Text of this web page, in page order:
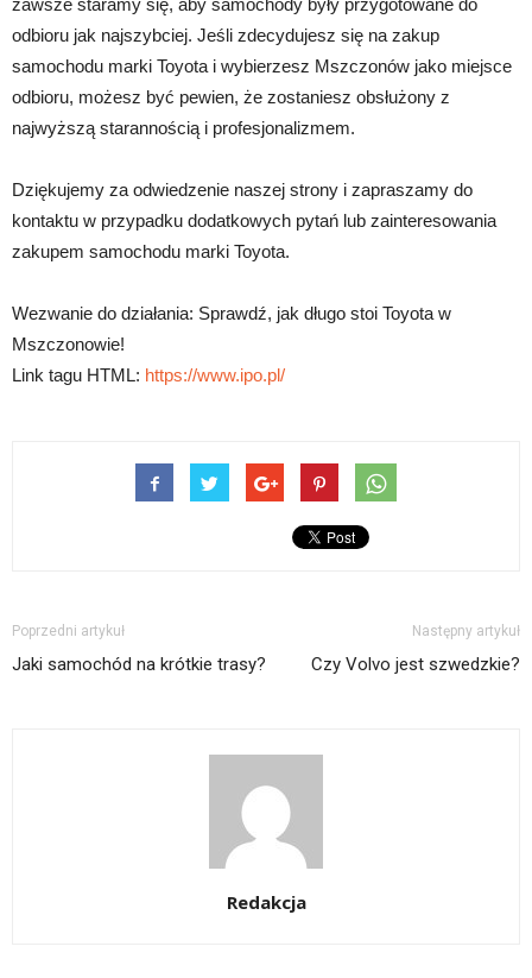
zawsze staramy się, aby samochody były przygotowane do
odbioru jak najszybciej. Jeśli zdecydujesz się na zakup
samochodu marki Toyota i wybierzesz Mszczonów jako miejsce
odbioru, możesz być pewien, że zostaniesz obsłużony z
najwyższą starannością i profesjonalizmem.
Dziękujemy za odwiedzenie naszej strony i zapraszamy do
kontaktu w przypadku dodatkowych pytań lub zainteresowania
zakupem samochodu marki Toyota.
Wezwanie do działania: Sprawdź, jak długo stoi Toyota w
Mszczonowie!
Link tagu HTML: https://www.ipo.pl/
Poprzedni artykuł
Jaki samochód na krótkie trasy?
Następny artykuł
Czy Volvo jest szwedzkie?
Redakcja